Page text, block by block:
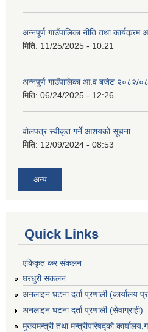
अन्नपूर्ण गाउँपालिका नीति तथा
मिति: 11/25/2025 - 10:21
अन्नपूर्ण गाउँपालिका आ.व बजेट २०८२/
मिति: 06/24/2025 - 12:26
वोलपत्र स्वीकृत गर्ने आशयको सूचना
मिति: 12/09/2024 - 08:53
अन्य
Quick Links
एकिकृत कर संकलन
घरधुरी संकलन
अनलाइन घटना दर्ता प्रणाली (कार्यालय
अनलाइन घटना दर्ता प्रणाली (सेवाग्राही)
मुख्यमन्त्री तथा मन्त्रीपरिषद्को